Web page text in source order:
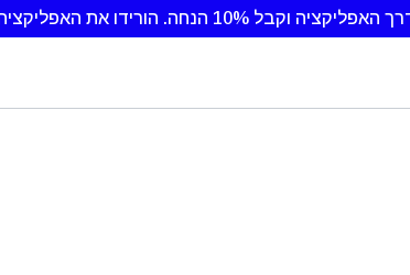
וקבל 10% הנחה. הורידו את